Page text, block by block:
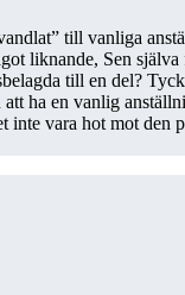
till vanliga
liknande, Sen
till en del?
ha en vanlig
inte vara hot mot den